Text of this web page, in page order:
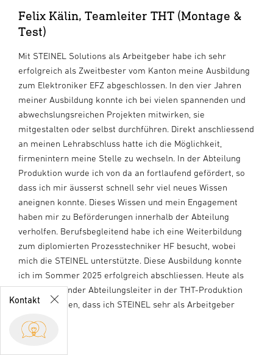
Kontakt
Business
Development
sales@stein
el.ch
+41 55 418
21 11
Kontaktformular
Felix Kälin, Teamleiter THT (Montage &
Test)
Mit STEINEL Solutions als Arbeitgeber habe ich sehr
erfolgreich als Zweitbester vom Kanton meine Ausbildung
zum Elektroniker EFZ abgeschlossen. In den vier Jahren
meiner Ausbildung konnte ich bei vielen spannenden und
abwechslungsreichen Projekten mitwirken, sie
mitgestalten oder selbst durchführen. Direkt anschliessend
an meinen Lehrabschluss hatte ich die Möglichkeit,
firmenintern meine Stelle zu wechseln. In der Abteilung
Produktion wurde ich von da an fortlaufend gefördert, so
dass ich mir äusserst schnell sehr viel neues Wissen
aneignen konnte. Dieses Wissen und mein Engagement
haben mir zu Beförderungen innerhalb der Abteilung
verholfen. Berufsbegleitend habe ich eine Weiterbildung
zum diplomierten Prozesstechniker HF besucht, wobei
mich die STEINEL unterstützte. Diese Ausbildung konnte
ich im Sommer 2025 erfolgreich abschliessen. Heute als
stellvertretender Abteilungsleiter in der THT-Produktion
kann ich sagen, dass ich STEINEL sehr als Arbeitgeber
schätze.